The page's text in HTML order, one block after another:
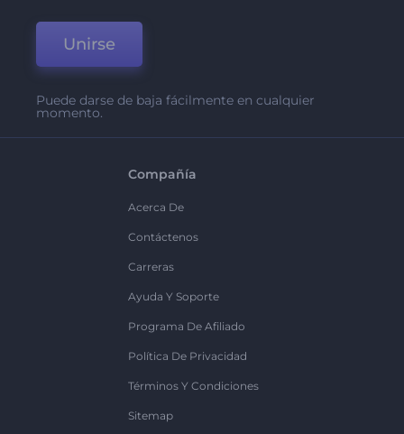
Unirse
Puede darse de baja fácilmente en cualquier
momento.
Compañía
Acerca De
Contáctenos
Carreras
Ayuda Y Soporte
Programa De Afiliado
Política De Privacidad
Términos Y Condiciones
Sitemap